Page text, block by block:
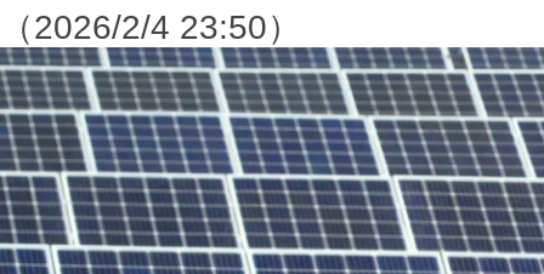
（2026/2/4 23:50）